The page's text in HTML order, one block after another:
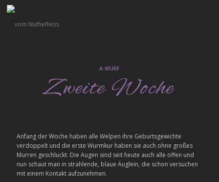
A-WURF
Zweite Woche
Anfang der Woche haben alle Welpen ihre Geburtsgewichte
verdoppelt und die erste Wurmkur haben sie auch ohne großes
Murren geschluckt. Die Augen sind seit heute auch alle offen und
nun schaut man in strahlende, blaue Äuglein, die schon versuchen
mit einem Kontakt aufzunehmen.